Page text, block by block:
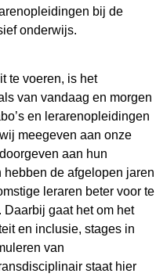
bij de
onderwijs.
te voeren, is het
van vandaag en morgen
en lerarenopleidingen
meegeven aan onze
aan hun
de afgelopen jaren
leraren beter voor te
gaat het om het
en inclusie, stages in
van
staat hier